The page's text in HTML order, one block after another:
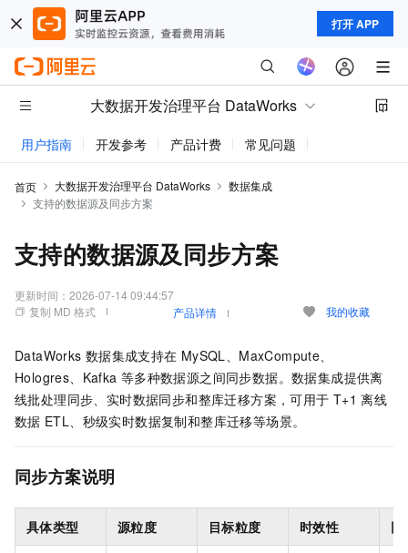
打开 APP
大数据开发治理平台 DataWorks
用户指南 开发参考 产品计费 常见问题
首页 大数据开发治理平台 DataWorks
数据集成
支持的数据源及同步方案
支持的数据源及同步方案
更新时间： 2026-07-14 09:44:57
复制 MD 格式
产品详情 我的收藏
DataWorks 数据集成支持在 MySQL、MaxCompute、
Hologres、Kafka 等多种数据源之间同步数据。数据集成提供离
线批处理同步、实时数据同步和整库迁移方案，可用于 T+1 离线
数据 ETL、秒级实时数据复制和整库迁移等场景。
同步方案说明
具体类型 源粒度 目标粒度 时效性 同